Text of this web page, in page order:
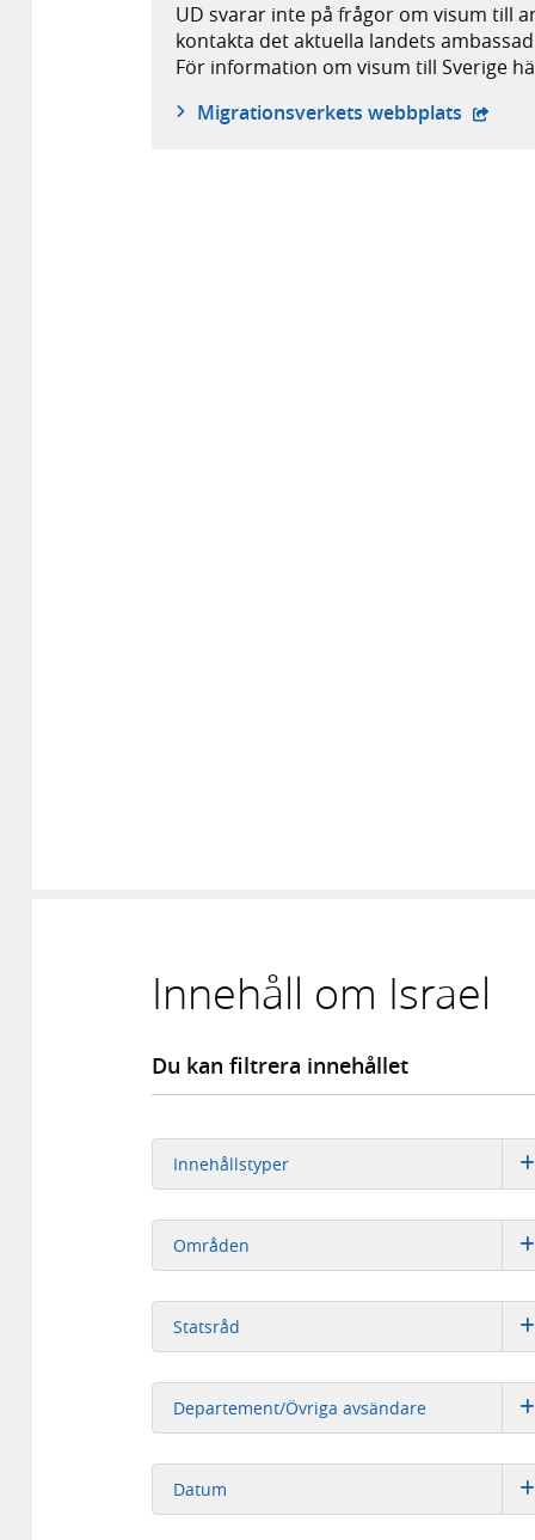
UD svarar inte på frågor om visum till
kontakta det aktuella landets
För information om visum till Sverige
Migrationsverkets webbplats -
Innehåll om Israel
Du kan filtrera innehållet
Innehållstyper
Områden
Statsråd
Departement/Övriga avsändare
Datum